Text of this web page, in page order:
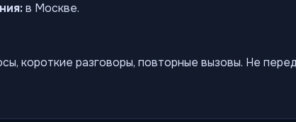
в Москве.
короткие разговоры, повторные вызовы. Не